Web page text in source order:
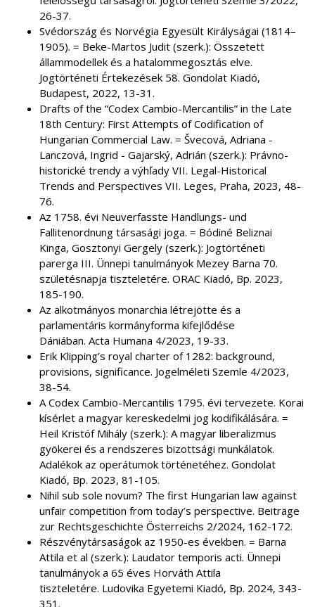
26-37.
Svédország és Norvégia Egyesült Királyságai (1814–
1905). = Beke-Martos Judit (szerk.): Összetett
állammodellek és a hatalommegosztás elve.
Jogtörténeti Értekezések 58. Gondolat Kiadó,
Budapest, 2022, 13-31.
Drafts of the “Codex Cambio-Mercantilis” in the Late
18th Century: First Attempts of Codification of
Hungarian Commercial Law. = Švecová, Adriana -
Lanczová, Ingrid - Gajarský, Adrián (szerk.): Právno-
historické trendy a výhľady VII. Legal-Historical
Trends and Perspectives VII. Leges, Praha, 2023, 48-
76.
Az 1758. évi Neuverfasste Handlungs- und
Fallitenordnung társasági joga. = Bódiné Beliznai
Kinga, Gosztonyi Gergely (szerk.): Jogtörténeti
parerga III. Ünnepi tanulmányok Mezey Barna 70.
születésnapja tiszteletére. ORAC Kiadó, Bp. 2023,
185-190.
Az alkotmányos monarchia létrejötte és a
parlamentáris kormányforma kifejlődése
Dániában. Acta Humana 4/2023, 19-33.
Erik Klipping’s royal charter of 1282: background,
provisions, significance. Jogelméleti Szemle 4/2023,
38-54.
A Codex Cambio-Mercantilis 1795. évi tervezete. Korai
kísérlet a magyar kereskedelmi jog kodifikálására. =
Heil Kristóf Mihály (szerk.): A magyar liberalizmus
gyökerei és a rendszeres bizottsági munkálatok.
Adalékok az operátumok történetéhez. Gondolat
Kiadó, Bp. 2023, 81-105.
Nihil sub sole novum? The first Hungarian law against
unfair competition from today’s perspective. Beiträge
zur Rechtsgeschichte Österreichs 2/2024, 162-172.
Részvénytársaságok az 1950-es években. = Barna
Attila et al (szerk.): Laudator temporis acti. Ünnepi
tanulmányok a 65 éves Horváth Attila
tiszteletére. Ludovika Egyetemi Kiadó, Bp. 2024, 343-
351.